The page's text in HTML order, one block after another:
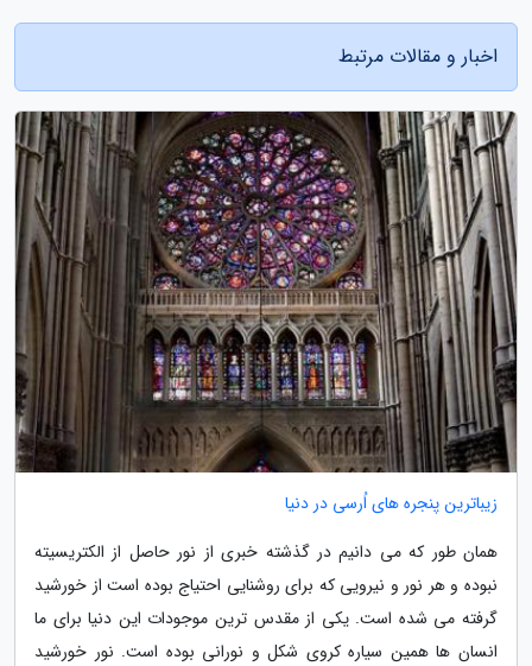
اخبار و مقالات مرتبط
زیباترین پنجره های اُرسی در دنیا
همان طور که می دانیم در گذشته خبری از نور حاصل از الکتریسیته
نبوده و هر نور و نیرویی که برای روشنایی احتیاج بوده است از خورشید
گرفته می شده است. یکی از مقدس ترین موجودات این دنیا برای ما
انسان ها همین سیاره کروی شکل و نورانی بوده است. نور خورشید